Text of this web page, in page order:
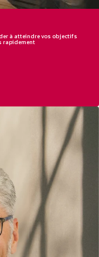
à atteindre vos objectifs
rapidement